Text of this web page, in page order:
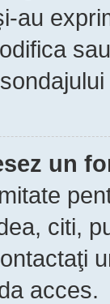
au
un
citi,
acces.